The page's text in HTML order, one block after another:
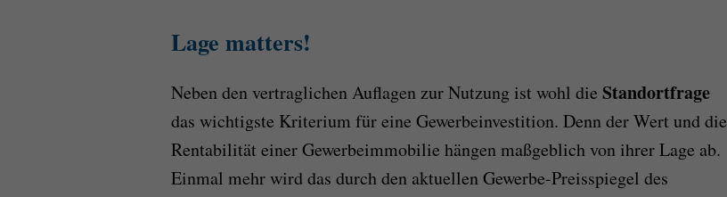
Lage matters!
Neben den vertraglichen Auflagen zur Nutzung ist wohl die Standortfrage
das wichtigste Kriterium für eine Gewerbeinvestition. Denn der Wert und die
Rentabilität einer Gewerbeimmobilie hängen maßgeblich von ihrer Lage ab.
Einmal mehr wird das durch den aktuellen Gewerbe-Preisspiegel des